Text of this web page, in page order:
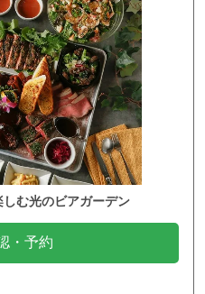
む光のビアガーデン
・予約